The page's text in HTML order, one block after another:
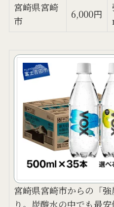
宮崎県宮崎
市
6,000円
宮崎県宮崎市からの「
り。炭酸水の中でも最